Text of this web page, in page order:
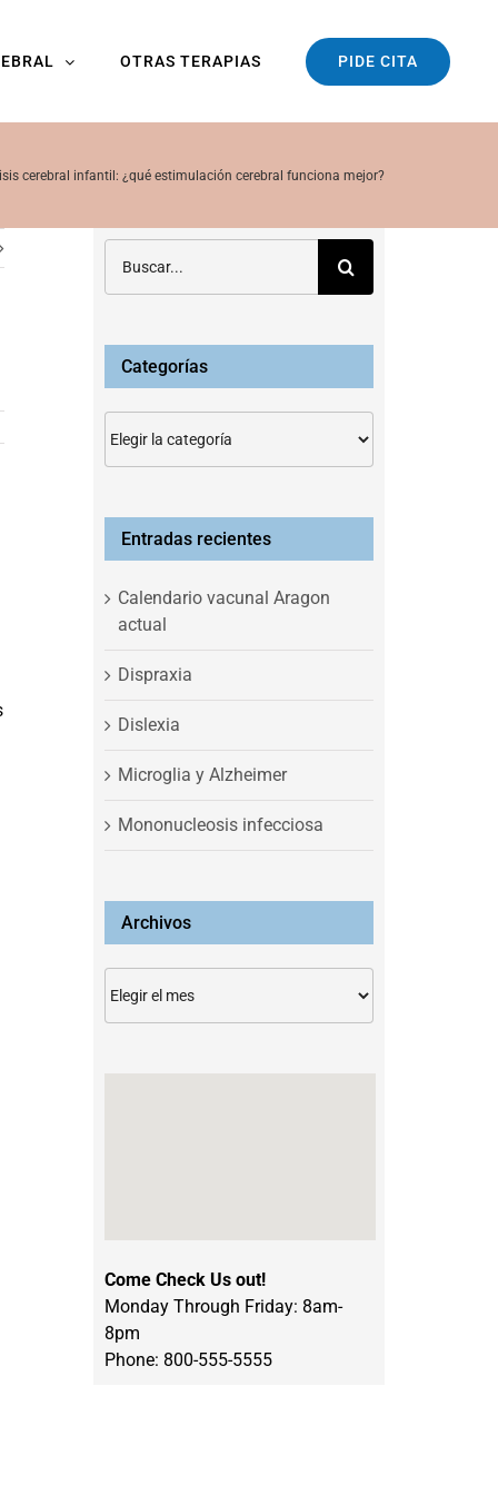
OTRAS TERAPIAS PIDE CITA
cerebral infantil: ¿qué estimulación cerebral funciona mejor?
Categorías
Entradas recientes
Calendario vacunal Aragon
actual
Dispraxia
Dislexia
Microglia y Alzheimer
Mononucleosis infecciosa
Archivos
Come Check Us out!
Monday Through Friday: 8am-
8pm
Phone: 800-555-5555